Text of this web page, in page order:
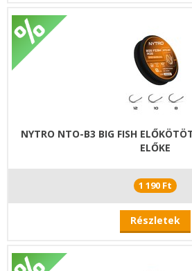
NYTRO NTO-B3 BIG FISH
ELŐKE
1 190 Ft
Részletek